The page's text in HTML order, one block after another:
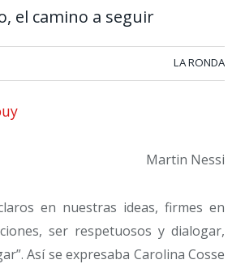
el camino a seguir
LA RONDA
Martin Nessi
en nuestras ideas, firmes en
ser respetuosos y dialogar,
Así se expresaba Carolina Cosse